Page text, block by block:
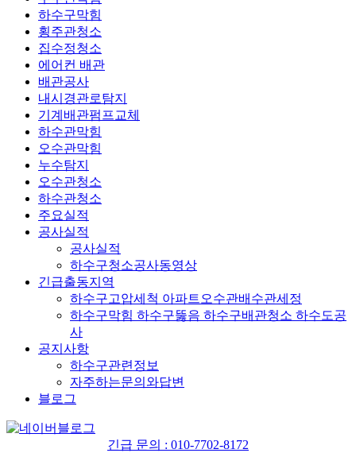
하수구막힘
횡주관청소
집수정청소
에어컨 배관
배관공사
내시경관로탐지
기계배관펌프교체
하수관막힘
오수관막힘
누수탐지
오수관청소
하수관청소
주요실적
공사실적
공사실적
하수구청소공사동영상
긴급출동지역
하수구고압세척 아파트오수관배수관세정
하수구막힘 하수구뚫음 하수구배관청소 하수도공
사
공지사항
하수구관련정보
자주하는문의와답변
블로그
네
긴급 문의 : 010-7702-8172